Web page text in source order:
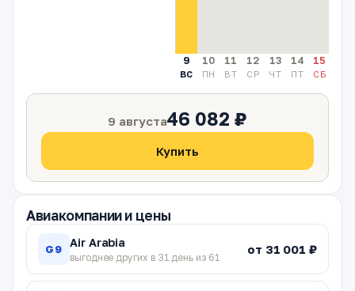
9
ВС
10
ПН
11
ВТ
12
СР
13
ЧТ
14
ПТ
15
СБ
9 августа46 082 ₽
Купить
Авиакомпании и цены
G9 Air Arabia
выгоднее других в 31 день из 61
от 31 001 ₽